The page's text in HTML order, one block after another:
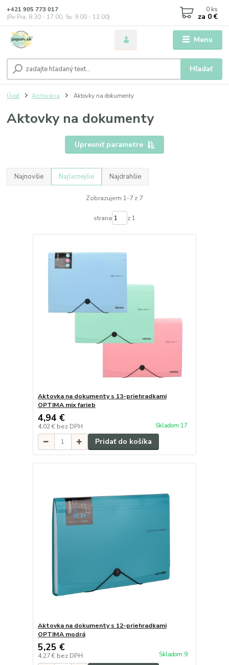
Menu
Hľadať
+421 905 773 017
(Po-Pia, 8:30 - 17:00, So: 9:00 - 12:00)
0 ks
za 0 €
Úvod Archivácia Aktovky na dokumenty
Aktovky na dokumenty
Upresniť parametre
Najnovšie Najlacnejšie Najdrahšie
Zobrazujem 1-7 z 7
strana z 1
Aktovka na dokumenty s 13-priehradkami
OPTIMA mix farieb
4,94 €
4,02 € bez DPH Skladom 17
Pridať do košíka
Aktovka na dokumenty s 12-priehradkami
OPTIMA modrá
5,25 €
4,27 € bez DPH Skladom 9